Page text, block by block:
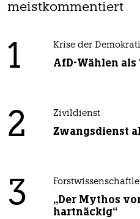
meistkommentiert
1 Krise der
AfD-Wählen
2 Zivildienst
Zwangsdienst
3
„Der Mythos
hartnäckig“